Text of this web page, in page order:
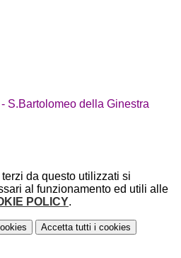
S.Bartolomeo della Ginestra
da questo utilizzati si
al funzionamento ed utili alle
POLICY.
Accetta tutti i cookies